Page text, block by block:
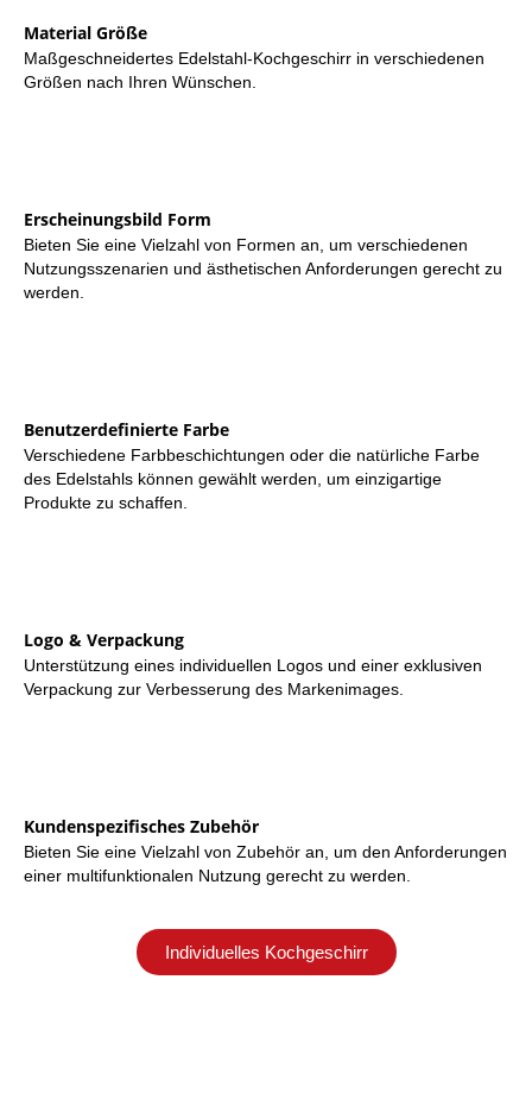
Material Größe
Maßgeschneidertes Edelstahl-Kochgeschirr in verschiedenen
Größen nach Ihren Wünschen.
Erscheinungsbild Form
Bieten Sie eine Vielzahl von Formen an, um verschiedenen
Nutzungsszenarien und ästhetischen Anforderungen gerecht zu
werden.
Benutzerdefinierte Farbe
Verschiedene Farbbeschichtungen oder die natürliche Farbe
des Edelstahls können gewählt werden, um einzigartige
Produkte zu schaffen.
Logo & Verpackung
Unterstützung eines individuellen Logos und einer exklusiven
Verpackung zur Verbesserung des Markenimages.
Kundenspezifisches Zubehör
Bieten Sie eine Vielzahl von Zubehör an, um den Anforderungen
einer multifunktionalen Nutzung gerecht zu werden.
Individuelles Kochgeschirr